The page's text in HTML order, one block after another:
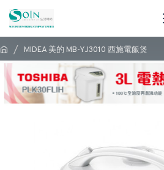
MIDEA 美的 MB-YJ3010 西施電飯煲